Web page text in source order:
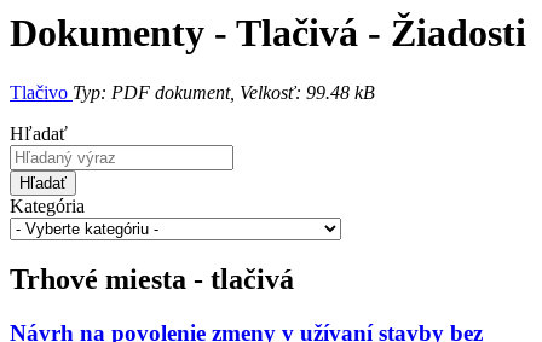
Dokumenty - Tlačivá - Žiadosti
Tlačivo Typ: PDF dokument, Velkosť: 99.48 kB
Hľadať
Hľadať
Kategória
Trhové miesta - tlačivá
Návrh na povolenie zmeny v užívaní stavby bez